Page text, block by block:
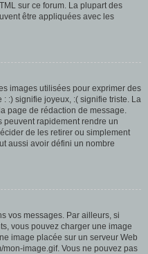
sur ce forum. La plupart des
être appliquées avec les
images utilisées pour exprimer des
:) signifie joyeux, :( signifie triste. La
page de rédaction de message.
peuvent rapidement rendre un
de les retirer ou simplement
aussi avoir défini un nombre
vos messages. Par ailleurs, si
vous pouvez charger une image
image placée sur un serveur Web
image.gif. Vous ne pouvez pas